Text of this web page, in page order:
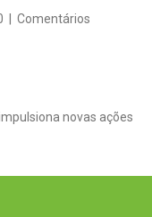
Comentários
novas ações